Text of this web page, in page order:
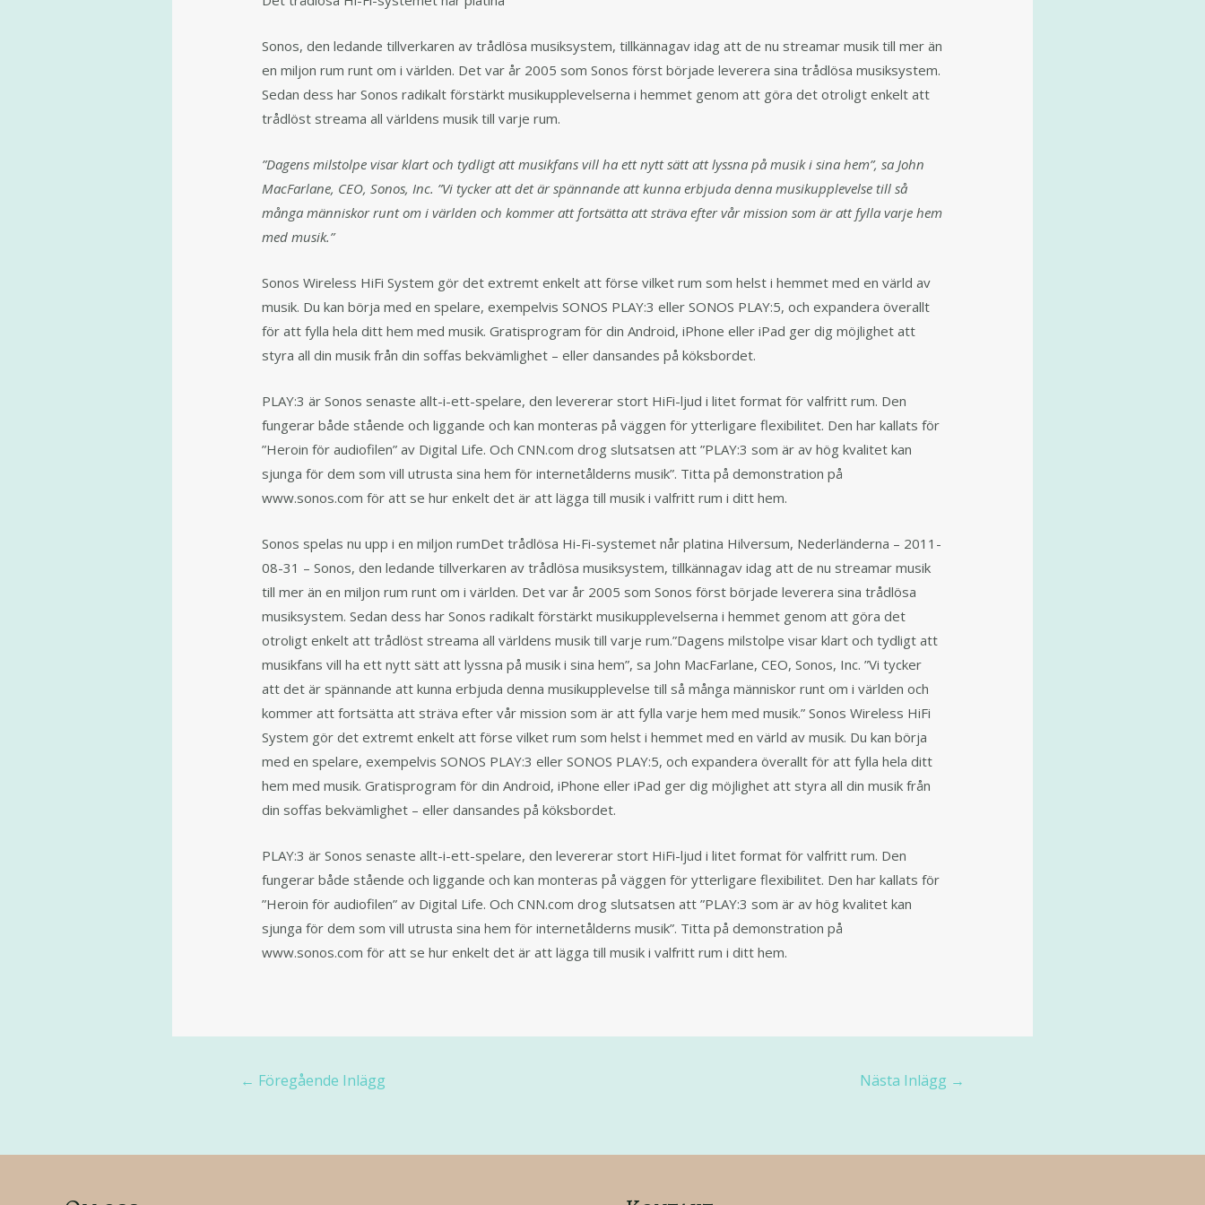
Sonos, den ledande tillverkaren av trådlösa musiksystem, tillkännagav idag att de nu streamar musik till mer än
en miljon rum runt om i världen. Det var år 2005 som Sonos först började leverera sina trådlösa musiksystem.
Sedan dess har Sonos radikalt förstärkt musikupplevelserna i hemmet genom att göra det otroligt enkelt att
trådlöst streama all världens musik till varje rum.
”Dagens milstolpe visar klart och tydligt att musikfans vill ha ett nytt sätt att lyssna på musik i sina hem”, sa John
MacFarlane, CEO, Sonos, Inc. ”Vi tycker att det är spännande att kunna erbjuda denna musikupplevelse till så
många människor runt om i världen och kommer att fortsätta att sträva efter vår mission som är att fylla varje hem
med musik.”
Sonos Wireless HiFi System gör det extremt enkelt att förse vilket rum som helst i hemmet med en värld av
musik. Du kan börja med en spelare, exempelvis SONOS PLAY:3 eller SONOS PLAY:5, och expandera överallt
för att fylla hela ditt hem med musik. Gratisprogram för din Android, iPhone eller iPad ger dig möjlighet att
styra all din musik från din soffas bekvämlighet – eller dansandes på köksbordet.
PLAY:3 är Sonos senaste allt-i-ett-spelare, den levererar stort HiFi-ljud i litet format för valfritt rum. Den
fungerar både stående och liggande och kan monteras på väggen för ytterligare flexibilitet. Den har kallats för
”Heroin för audiofilen” av Digital Life. Och CNN.com drog slutsatsen att ”PLAY:3 som är av hög kvalitet kan
sjunga för dem som vill utrusta sina hem för internetålderns musik”. Titta på demonstration på
www.sonos.com för att se hur enkelt det är att lägga till musik i valfritt rum i ditt hem.
Sonos spelas nu upp i en miljon rumDet trådlösa Hi-Fi-systemet når platina Hilversum, Nederländerna – 2011-
08-31 – Sonos, den ledande tillverkaren av trådlösa musiksystem, tillkännagav idag att de nu streamar musik
till mer än en miljon rum runt om i världen. Det var år 2005 som Sonos först började leverera sina trådlösa
musiksystem. Sedan dess har Sonos radikalt förstärkt musikupplevelserna i hemmet genom att göra det
otroligt enkelt att trådlöst streama all världens musik till varje rum.”Dagens milstolpe visar klart och tydligt att
musikfans vill ha ett nytt sätt att lyssna på musik i sina hem”, sa John MacFarlane, CEO, Sonos, Inc. ”Vi tycker
att det är spännande att kunna erbjuda denna musikupplevelse till så många människor runt om i världen och
kommer att fortsätta att sträva efter vår mission som är att fylla varje hem med musik.” Sonos Wireless HiFi
System gör det extremt enkelt att förse vilket rum som helst i hemmet med en värld av musik. Du kan börja
med en spelare, exempelvis SONOS PLAY:3 eller SONOS PLAY:5, och expandera överallt för att fylla hela ditt
hem med musik. Gratisprogram för din Android, iPhone eller iPad ger dig möjlighet att styra all din musik från
din soffas bekvämlighet – eller dansandes på köksbordet.
PLAY:3 är Sonos senaste allt-i-ett-spelare, den levererar stort HiFi-ljud i litet format för valfritt rum. Den
fungerar både stående och liggande och kan monteras på väggen för ytterligare flexibilitet. Den har kallats för
”Heroin för audiofilen” av Digital Life. Och CNN.com drog slutsatsen att ”PLAY:3 som är av hög kvalitet kan
sjunga för dem som vill utrusta sina hem för internetålderns musik”. Titta på demonstration på
www.sonos.com för att se hur enkelt det är att lägga till musik i valfritt rum i ditt hem.
← Föregående Inlägg Nästa Inlägg →